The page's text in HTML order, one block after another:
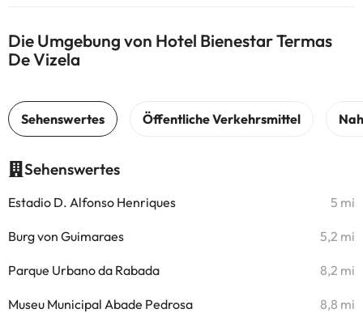
Die Umgebung von Hotel Bienestar Termas
De Vizela
Sehenswertes
Estadio D. Alfonso Henriques 5 mi
Burg von Guimaraes 5,2 mi
Parque Urbano da Rabada 8,2 mi
Museu Municipal Abade Pedrosa 8,8 mi